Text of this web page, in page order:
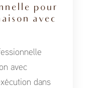
pour
avec
avec
dans